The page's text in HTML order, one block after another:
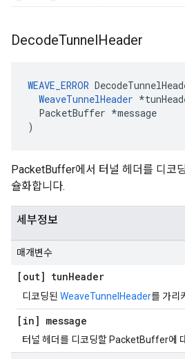
DecodeTunnelHeader
WEAVE_ERROR
WeaveTunnelHeader
  PacketBuffer *message
)
PacketBuffer에서 터널 헤더를 디코
슐화합니다.
세부정보
매개변수
[out] tunHeader
디코딩된 WeaveTunnelHeader를 가리
[in] message
터널 헤더를 디코딩할 PacketBuffer에